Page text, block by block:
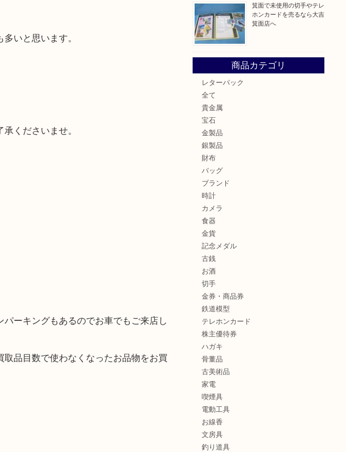
いと思います。
くださいませ。
ーキングもあるのでお車でもご来店し
品目数で使わなくなったお品物をお買
箕面で未使用の切手やテレ
ホンカードを売るなら大吉
箕面店へ
商品カテゴリ
レターパック
全て
貴金属
宝石
金製品
銀製品
財布
バッグ
ブランド
時計
カメラ
食器
金貨
記念メダル
古銭
お酒
切手
金券・商品券
鉄道模型
テレホンカード
株主優待券
ハガキ
骨董品
古美術品
家電
喫煙具
電動工具
お線香
文房具
釣り道具